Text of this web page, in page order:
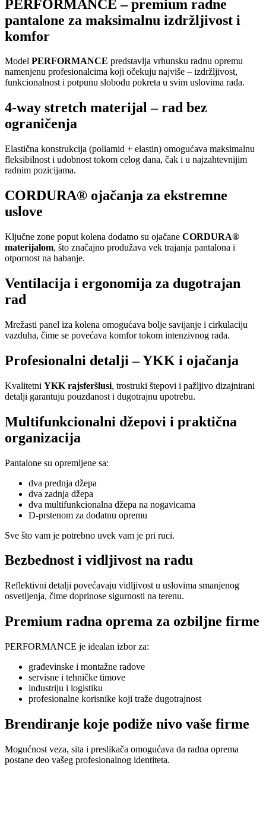
PERFORMANCE – premium radne
pantalone za maksimalnu izdržljivost i
komfor
Model PERFORMANCE predstavlja vrhunsku radnu opremu
namenjenu profesionalcima koji očekuju najviše – izdržljivost,
funkcionalnost i potpunu slobodu pokreta u svim uslovima rada.
4-way stretch materijal – rad bez
ograničenja
Elastična konstrukcija (poliamid + elastin) omogućava maksimalnu
fleksibilnost i udobnost tokom celog dana, čak i u najzahtevnijim
radnim pozicijama.
CORDURA® ojačanja za ekstremne
uslove
Ključne zone poput kolena dodatno su ojačane CORDURA®
materijalom, što značajno produžava vek trajanja pantalona i
otpornost na habanje.
Ventilacija i ergonomija za dugotrajan
rad
Mrežasti panel iza kolena omogućava bolje savijanje i cirkulaciju
vazduha, čime se povećava komfor tokom intenzivnog rada.
Profesionalni detalji – YKK i ojačanja
Kvalitetni YKK rajsferšlusi, trostruki štepovi i pažljivo dizajnirani
detalji garantuju pouzdanost i dugotrajnu upotrebu.
Multifunkcionalni džepovi i praktična
organizacija
Pantalone su opremljene sa:
dva prednja džepa
dva zadnja džepa
dva multifunkcionalna džepa na nogavicama
D-prstenom za dodatnu opremu
Sve što vam je potrebno uvek vam je pri ruci.
Bezbednost i vidljivost na radu
Reflektivni detalji povećavaju vidljivost u uslovima smanjenog
osvetljenja, čime doprinose sigurnosti na terenu.
Premium radna oprema za ozbiljne firme
PERFORMANCE je idealan izbor za:
građevinske i montažne radove
servisne i tehničke timove
industriju i logistiku
profesionalne korisnike koji traže dugotrajnost
Brendiranje koje podiže nivo vaše firme
Mogućnost veza, sita i preslikača omogućava da radna oprema
postane deo vašeg profesionalnog identiteta.